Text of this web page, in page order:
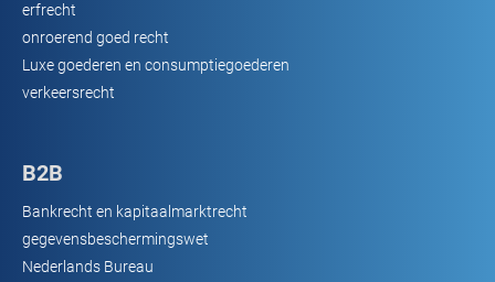
erfrecht
onroerend goed recht
Luxe goederen en consumptiegoederen
verkeersrecht
B2B
Bankrecht en kapitaalmarktrecht
gegevensbeschermingswet
Nederlands Bureau